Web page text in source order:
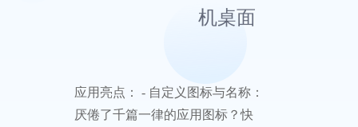
机桌面
应用亮点： - 自定义图标与名称：
厌倦了千篇一律的应用图标？快